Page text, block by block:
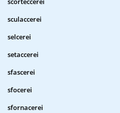
sculaccerei
selcerei
setaccerei
sfascerei
sfocerei
sfornacerei